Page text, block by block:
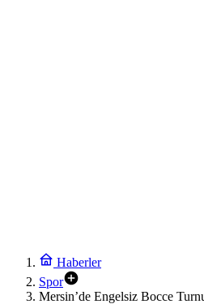
Haberler
Spor
Mersin’de Engelsiz Bocce